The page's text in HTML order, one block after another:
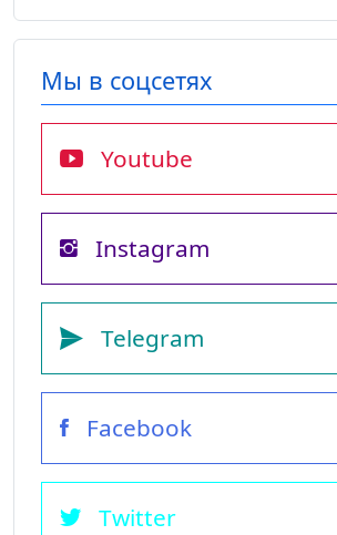
Мы в соцсетях
Youtube
Instagram
Telegram
Facebook
Twitter